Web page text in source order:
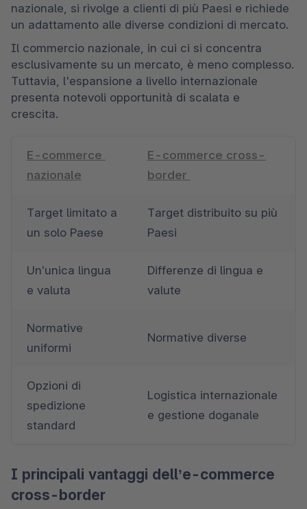
nazionale, si rivolge a clienti di più Paesi e richiede
un adattamento alle diverse condizioni di mercato.
Il commercio nazionale, in cui ci si concentra
esclusivamente su un mercato, è meno complesso.
Tuttavia, l'espansione a livello internazionale
presenta notevoli opportunità di scalata e
crescita.
E-commerce
nazionale
E-commerce cross-
border
Target limitato a
un solo Paese
Target distribuito su più
Paesi
Un’unica lingua
e valuta
Differenze di lingua e
valute
Normative
uniformi
Normative diverse
Opzioni di
spedizione
standard
Logistica internazionale
e gestione doganale
I principali vantaggi dell’e-commerce
cross-border